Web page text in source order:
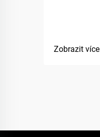
Zobrazit více